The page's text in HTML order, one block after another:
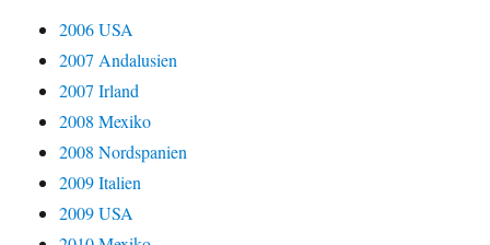
2006 USA
2007 Andalusien
2007 Irland
2008 Mexiko
2008 Nordspanien
2009 Italien
2009 USA